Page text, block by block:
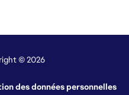
© 2026
des données personnelles